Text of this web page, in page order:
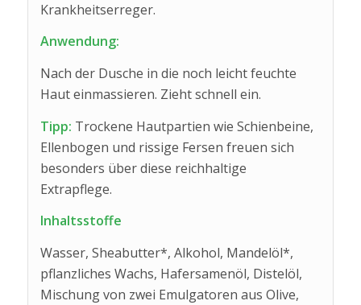
Krankheitserreger.
Anwendung:
Nach der Dusche in die noch leicht feuchte
Haut einmassieren. Zieht schnell ein.
Tipp: Trockene Hautpartien wie Schienbeine,
Ellenbogen und rissige Fersen freuen sich
besonders über diese reichhaltige
Extrapflege.
Inhaltsstoffe
Wasser, Sheabutter*, Alkohol, Mandelöl*,
pflanzliches Wachs, Hafersamenöl, Distelöl,
Mischung von zwei Emulgatoren aus Olive,